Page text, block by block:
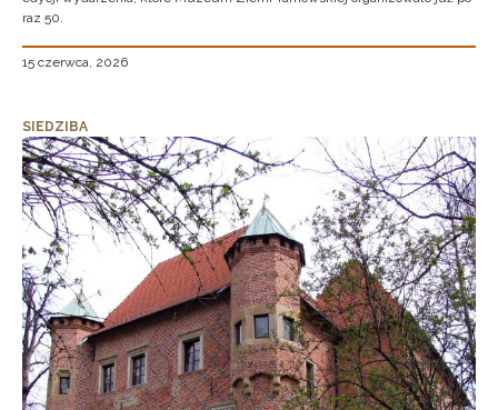
raz 50.
15 czerwca, 2026
SIEDZIBA